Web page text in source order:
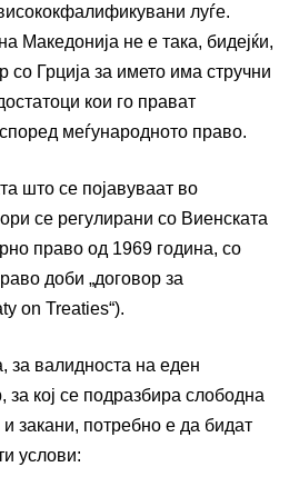
луѓе.
Македонија не е така, бидејќи,
со Грција за името има стручни
кои го прават
меѓународното право.
што се појавуваат во
се регулирани со Виенската
право од 1969 година, со
доби „договор за
on Treaties“).
за валидноста на еден
за кој се подразбира слободна
закани, потребно е да бидат
услови: